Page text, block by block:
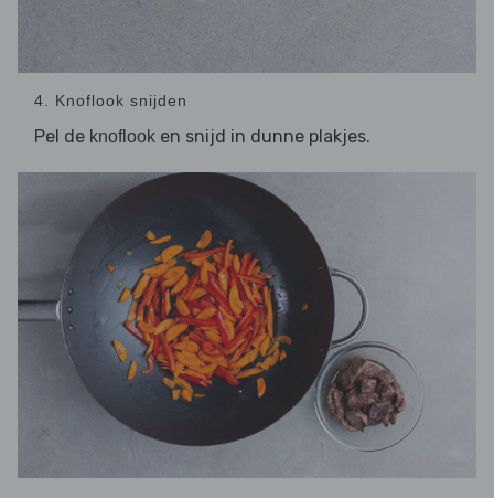
4. Knoflook snijden
Pel de knoflook en snijd in dunne plakjes.